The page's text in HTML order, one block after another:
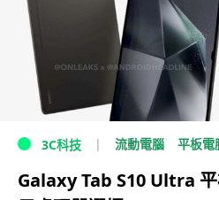
3C科技 流動電腦 平板電
Galaxy Tab S10 Ultra